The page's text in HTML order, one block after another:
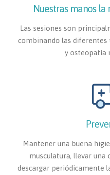
Nuestras manos
Las sesiones son
combinando las diferentes
y osteopatía
Mantener una buena
musculatura, llevar
descargar periódicamente